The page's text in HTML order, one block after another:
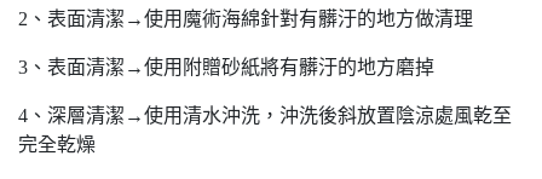
2、表面清潔→使用魔術海綿針對有髒汙的地方做清理
3、表面清潔→使用附贈砂紙將有髒汙的地方磨掉
4、深層清潔→使用清水沖洗，沖洗後斜放置陰涼處風乾至
完全乾燥